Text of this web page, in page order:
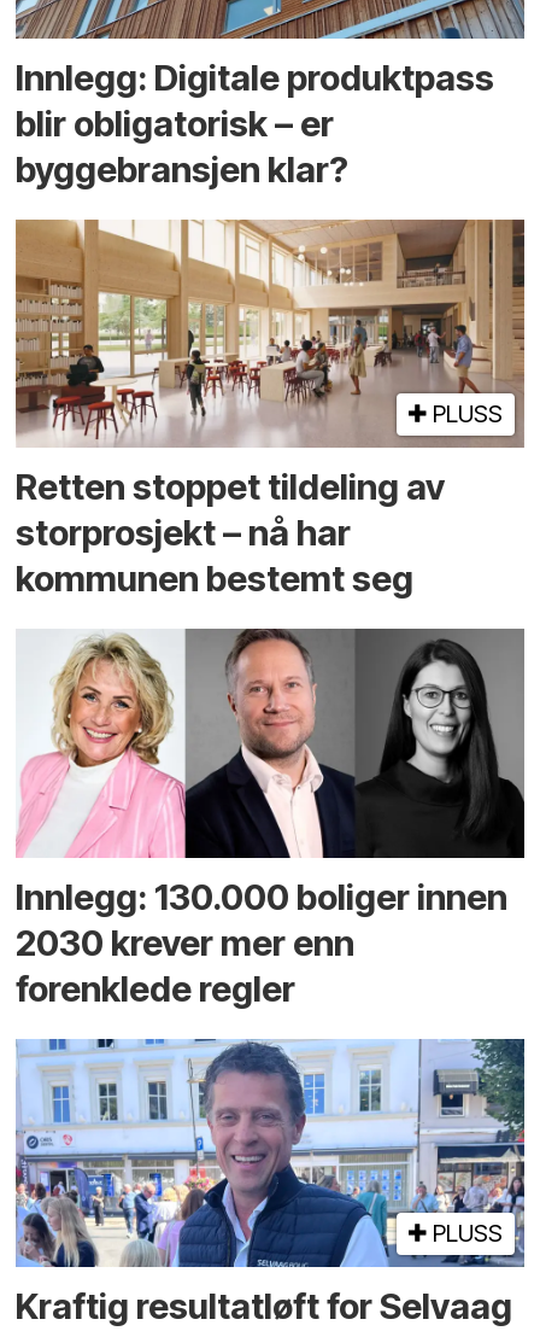
Innlegg: Digitale produktpass
blir obligatorisk – er
byggebransjen klar?
PLUSS
Retten stoppet tildeling av
storprosjekt – nå har
kommunen bestemt seg
Innlegg: 130.000 boliger innen
2030 krever mer enn
forenklede regler
PLUSS
Kraftig resultatløft for Selvaag